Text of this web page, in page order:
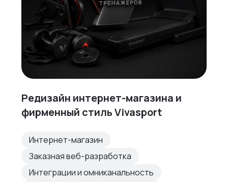
Редизайн интернет-магазина и
фирменный стиль Vivasport
Интернет-магазин
Заказная веб-разработка
Интеграции и омниканальность